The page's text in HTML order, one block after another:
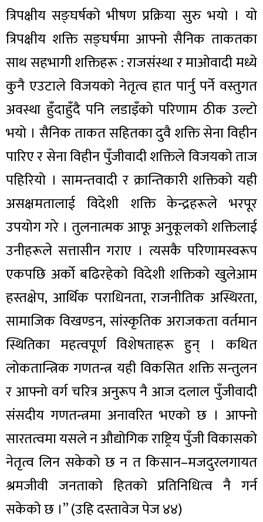
त्रिपक्षीय सङ्घर्षको भीषण प्रक्रिया सुरु भयो । यो
त्रिपक्षीय शक्ति सङ्घर्षमा आफ्नो सैनिक ताकतका
साथ सहभागी शक्तिहरू : राजसंस्था र माओवादी मध्ये
कुनै एउटाले विजयको नेतृत्व हात पार्नु पर्ने वस्तुगत
अवस्था हुँदाहुँदै पनि लडाइँको परिणाम ठीक उल्टो
भयो । सैनिक ताकत सहितका दुवै शक्ति सेना विहीन
पारिए र सेना विहीन पुँजीवादी शक्तिले विजयको ताज
पहिरियो । सामन्तवादी र क्रान्तिकारी शक्तिको यही
असक्षमतालाई विदेशी शक्ति केन्द्रहरूले भरपूर
उपयोग गरे । तुलनात्मक आफू अनुकूलको शक्तिलाई
उनीहरूले सत्तासीन गराए । त्यसकै परिणामस्वरूप
एकपछि अर्को बढिरहेको विदेशी शक्तिको खुलेआम
हस्तक्षेप, आर्थिक पराधिनता, राजनीतिक अस्थिरता,
सामाजिक विखण्डन, सांस्कृतिक अराजकता वर्तमान
स्थितिका महत्वपूर्ण विशेषताहरू हुन् । कथित
लोकतान्त्रिक गणतन्त्र यही विकसित शक्ति सन्तुलन
र आफ्नो वर्ग चरित्र अनुरूप नै आज दलाल पुँजीवादी
संसदीय गणतन्त्रमा अनावरित भएको छ । आफ्नो
सारतत्वमा यसले न औद्योगिक राष्ट्रिय पुँजी विकासको
नेतृत्व लिन सकेको छ न त किसान–मजदुरलगायत
श्रमजीवी जनताको हितको प्रतिनिधित्व नै गर्न
सकेको छ ।” (उहि दस्तावेज पेज ४४)